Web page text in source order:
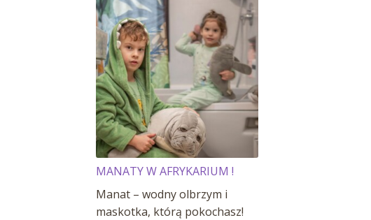
INSEKTY
MANATY W AFRYKARIUM !
Manat – wodny olbrzym i
maskotka, którą pokochasz!